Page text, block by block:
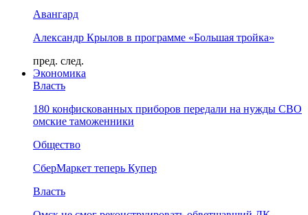
Авангард
Александр Крылов в программе «Большая тройка»
пред. след.
Экономика
Власть
180 конфискованных приборов передали на нужды СВО
омские таможенники
Общество
СберМаркет теперь Купер
Власть